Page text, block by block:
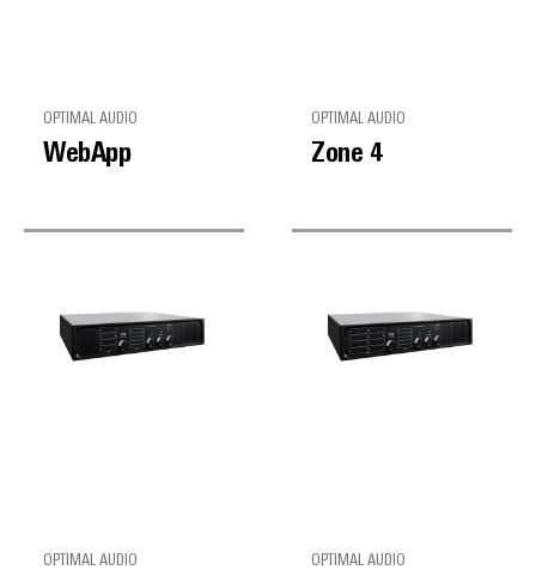
OPTIMAL AUDIO
WebApp
OPTIMAL AUDIO
Zone 4
OPTIMAL AUDIO OPTIMAL AUDIO